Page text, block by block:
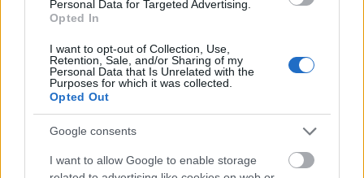
Personal Data for Targeted Advertising.
Opted In
I want to opt-out of Collection, Use,
Retention, Sale, and/or Sharing of my
Personal Data that Is Unrelated with the
Purposes for which it was collected.
Opted Out
Google consents
I want to allow Google to enable storage